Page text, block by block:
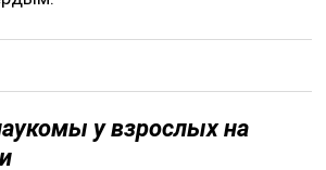
у взрослых на